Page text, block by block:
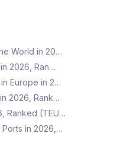
World in 20…
2026, Ran…
Europe in 2…
2026, Rank…
Ranked (TEU…
Ports in 2026,…